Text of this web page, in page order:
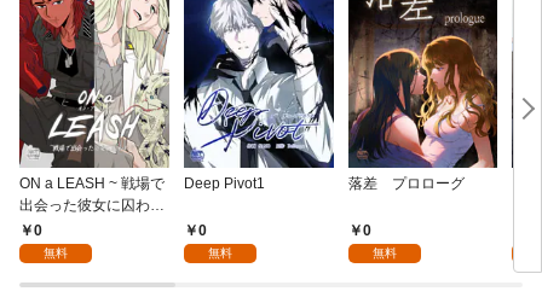
ON a LEASH ~ 戦場で
出会った彼女に囚われ
て ~1
0
無料
Deep Pivot1
0
無料
落差 プロローグ
0
無料